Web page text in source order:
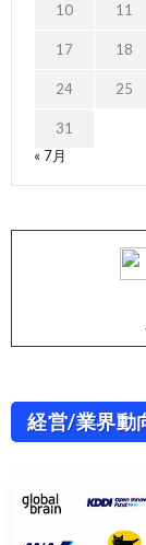
10 11
17 18
24 25
31
« 7月
経営/業界動